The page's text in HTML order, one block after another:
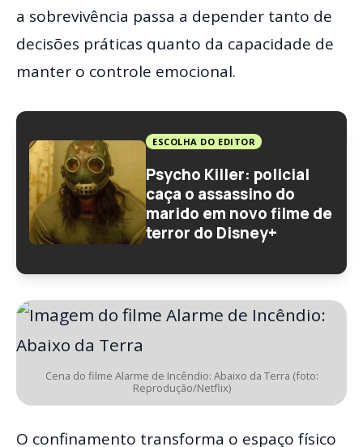
a sobrevivência passa a depender tanto de
decisões práticas quanto da capacidade de
manter o controle emocional.
ESCOLHA DO EDITOR
Psycho Killer: policial
caça o assassino do
marido em novo filme de
terror do Disney+
Cena do filme Alarme de Incêndio: Abaixo da Terra (foto:
Reprodução/Netflix)
O confinamento transforma o espaço físico